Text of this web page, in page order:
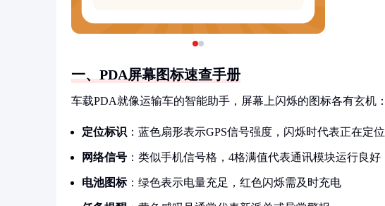
一、PDA屏幕图标速查手册
车载PDA就像运输车的智能助手，屏幕上闪烁的图标各有玄机：
定位标识 ：蓝色扇形表示GPS信号强度，闪烁时代表正在定位
网络信号 ：类似手机信号格，4格满值代表通讯模块运行良好
电池图标：绿色表示电量充足，红色闪烁需及时充电